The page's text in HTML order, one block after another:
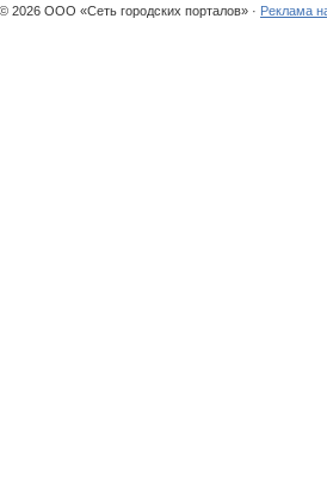
© 2026 ООО «Сеть городских порталов» · Реклама